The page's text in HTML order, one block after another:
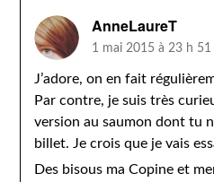
AnneLaureT
1 mai 2015 à 23 h 51
J’adore, on en fait
Par contre, je suis très
version au saumon dont tu
billet. Je crois que je vais
Des bisous ma Copine et